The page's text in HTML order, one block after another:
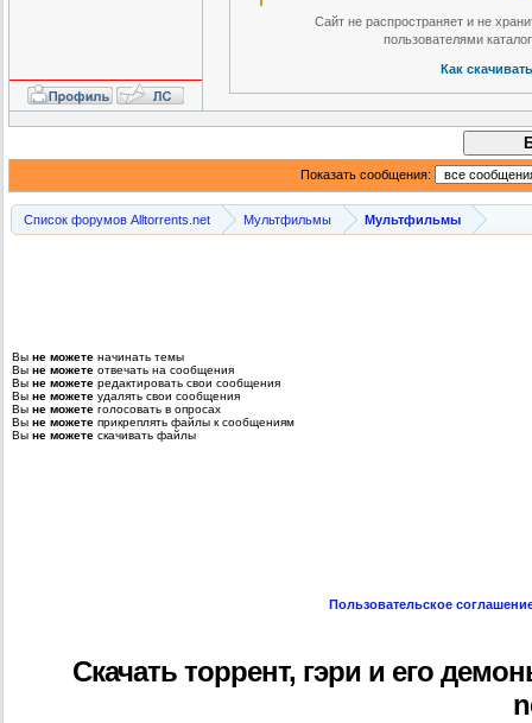
Сайт не распространяет и не
пользователями
Как
Показать сообщения:
Список форумов Alltorrents.net Мультфильмы Мультфильмы
Вы не можете начинать темы
Вы не можете отвечать на сообщения
Вы не можете редактировать свои сообщения
Вы не можете удалять свои сообщения
Вы не можете голосовать в опросах
Вы не можете прикреплять файлы к сообщениям
Вы не можете скачивать файлы
Пользовательское
Скачать торрент, гэри и его